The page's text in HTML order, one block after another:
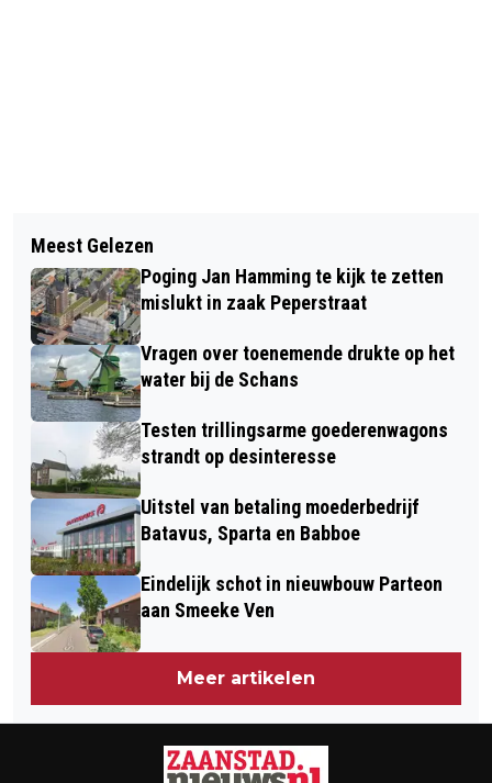
BOUW BRUGHOOFD IN OUD KOOG
MORGEN OFFICIEEL VAN START
REIZENDE KUNSTEXPO TER
GELEGENHEID VAN 40 JAAR LEVIAAN
Meest Gelezen
Poging Jan Hamming te kijk te zetten
mislukt in zaak Peperstraat
Vragen over toenemende drukte op het
water bij de Schans
Testen trillingsarme goederenwagons
strandt op desinteresse
Uitstel van betaling moederbedrijf
Batavus, Sparta en Babboe
Eindelijk schot in nieuwbouw Parteon
aan Smeeke Ven
Meer artikelen